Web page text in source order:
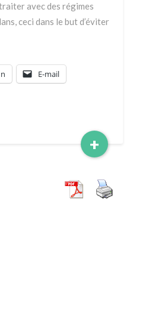
avec des régimes
ceci dans le but d’éviter
+Read
More
E-mail